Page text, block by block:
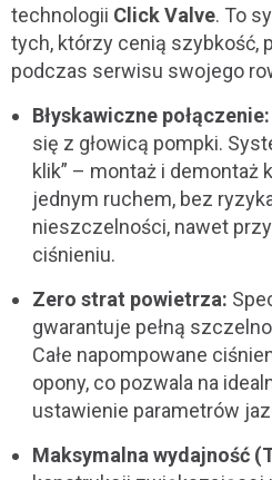
technologii Click Valve. To
tych, którzy cenią szybkość,
podczas serwisu swojego
Błyskawiczne połączenie:
się z głowicą pompki.
klik” – montaż i demontaż
jednym ruchem, bez
nieszczelności, nawet
ciśnieniu.
Zero strat powietrza:
gwarantuje pełną
Całe napompowane
opony, co pozwala na
ustawienie parametrów
Maksymalna wydajność